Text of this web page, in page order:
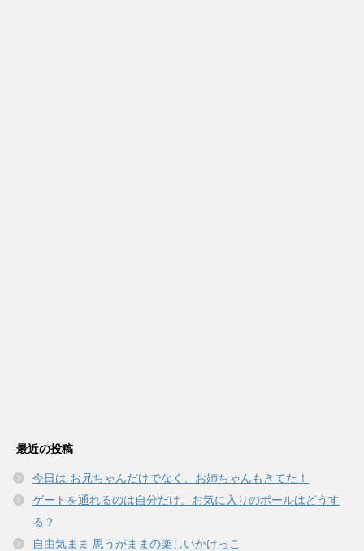
最近の投稿
今日は お兄ちゃんだけでなく、お姉ちゃんもきてた！
ゲートを通れるのは自分だけ、お気に入りのボールはどうす
る？
自由気まま 思うがままの楽しいかけっこ